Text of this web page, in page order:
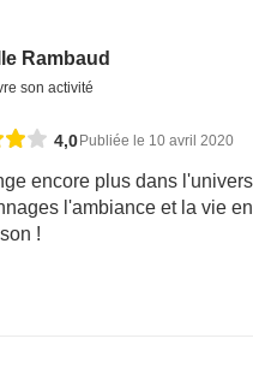
Rambaud
son activité
4,0 Publiée le 10 avril 2020
encore plus dans
l'ambiance et la vie
!